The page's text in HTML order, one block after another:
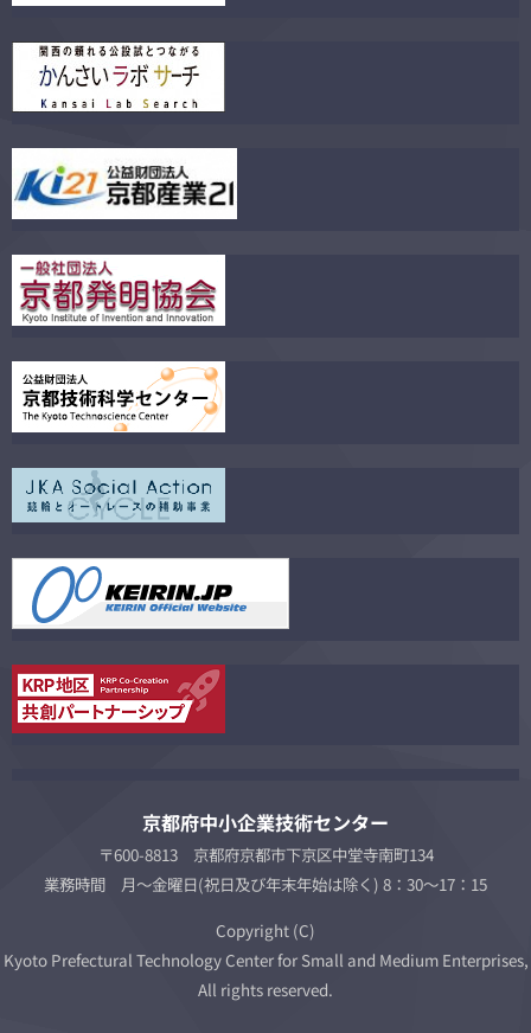
京都府中小企業技術センター
〒600-8813 京都府京都市下京区中堂寺南町134
業務時間 月～金曜日(祝日及び年末年始は除く) 8：30～17：15
Copyright (C)
Kyoto Prefectural Technology Center for Small and Medium Enterprises,
All rights reserved.